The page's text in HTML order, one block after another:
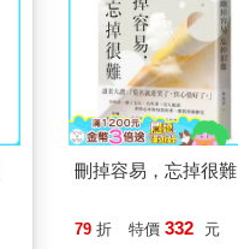
刪掉容易，忘掉很難
79 折 特價 332 元